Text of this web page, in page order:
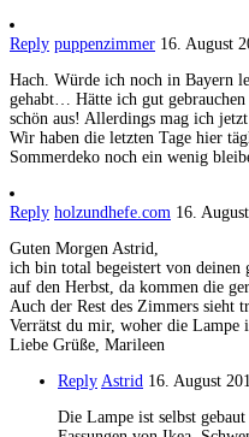
Reply puppenzimmer 16. August
Hach. Würde ich noch in Bayern
gehabt… Hätte ich gut
schön aus! Allerdings mag ich
Wir haben die letzten Tage hier
Sommerdeko noch ein wenig
Reply holzundhefe.com 16.
Guten Morgen Astrid,
ich bin total begeistert von deinen
auf den Herbst, da kommen die
Auch der Rest des Zimmers sieht
Verrätst du mir, woher die Lampe
Liebe Grüße, Marileen
Reply Astrid 16. August
Die Lampe ist selbst